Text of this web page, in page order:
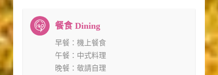
早餐 ：機上餐食
午餐 ：中式料理
晚餐 ：敬請自理